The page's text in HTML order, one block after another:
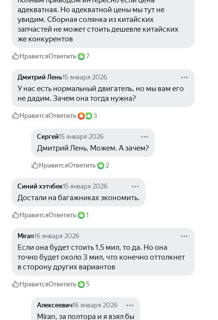
адекватная. Но адекватной цены мы тут не
увидим. Сборная солянка из китайских
запчастей не может стоить дешевле китайских
же конкурентов
НравитсяОтветить 7
Дмитрий Лень15 января 2026
У нас есть нормальный двигатель, но мы вам его
не дадим. Зачем она тогда нужна?
НравитсяОтветить 3
Сергей15 января 2026
Дмитрий Лень, Можем. А зачем?
НравитсяОтветить 2
Синий хэтчбек15 января 2026
Достали на багажниках экономить.
НравитсяОтветить 1
Miran16 января 2026
Если она будет стоить 1,5 мил, то да. Но она
точно будет около 3 мил, что конечно оттолкнет
в сторону других вариантов
НравитсяОтветить 5
Алексеевич16 января 2026
Miran, за полтора и я взял бы